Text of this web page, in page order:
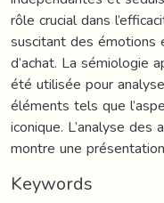
rôle crucial dans
suscitant des
d’achat. La sémiologie
été utilisée pour
éléments tels que
iconique. L’analyse
montre une
Keywords